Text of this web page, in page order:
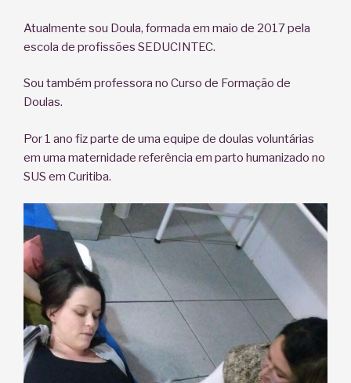
Atualmente sou Doula, formada em maio de 2017 pela
escola de profissões SEDUCINTEC.
Sou também professora no Curso de Formação de
Doulas.
Por 1 ano fiz parte de uma equipe de doulas voluntárias
em uma maternidade referência em parto humanizado no
SUS em Curitiba.